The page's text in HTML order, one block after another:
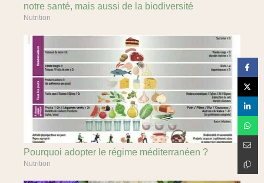
notre santé, mais aussi de la biodiversité
Nutrition
Pourquoi adopter le régime méditerranéen ?
Nutrition